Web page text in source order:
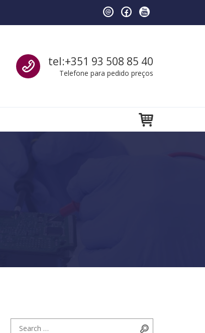
Call us
tel:+351 93 508 85 40
Telefone para pedido preços
Search for: